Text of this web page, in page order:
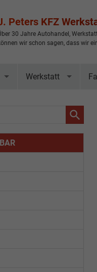
Peters KFZ
30 Jahre Autohandel,
wir schon sagen, dass wir
Werkstatt